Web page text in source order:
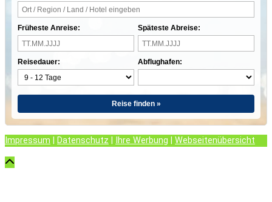
Früheste Anreise:
Reisedauer:
Späteste Abreise:
Abflughafen:
Reise finden »
Impressum Datenschutz Ihre Werbung Webseitenübersicht